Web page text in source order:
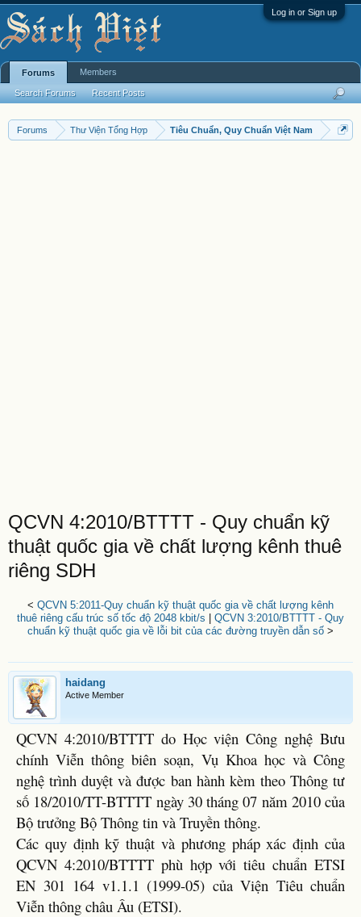
Log in or Sign up
Forums Thư Viện Tổng Hợp Tiêu Chuẩn, Quy Chuẩn Việt Nam
QCVN 4:2010/BTTTT - Quy chuẩn kỹ
thuật quốc gia về chất lượng kênh thuê
riêng SDH
< QCVN 5:2011-Quy chuẩn kỹ thuật quốc gia về chất lượng kênh
thuê riêng cấu trúc số tốc độ 2048 kbit/s
QCVN 3:2010/BTTTT - Quy
chuẩn kỹ thuật quốc gia về lỗi bit của các đường truyền dẫn số >
haidang
Active Member
QCVN 4:2010/BTTTT do Học viện Công nghệ Bưu
chính Viễn thông biên soạn, Vụ Khoa học và Công
nghệ trình duyệt và được ban hành kèm theo Thông tư
số 18/2010/TT-BTTTT ngày 30 tháng 07 năm 2010 của
Bộ trưởng Bộ Thông tin và Truyền thông.
Các quy định kỹ thuật và phương pháp xác định của
QCVN 4:2010/BTTTT phù hợp với tiêu chuẩn ETSI
EN 301 164 v1.1.1 (1999-05) của Viện Tiêu chuẩn
Viễn thông châu Âu (ETSI).
Forums
Search Forums Recent Posts
Members